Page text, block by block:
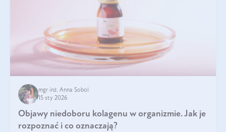
mgr inż. Anna Sobol
15 sty 2026
Objawy niedoboru kolagenu w organizmie. Jak je
rozpoznać i co oznaczają?